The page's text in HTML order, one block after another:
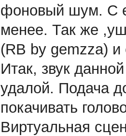
фоновый шум. С
менее. Так же
(RB by gemzza) и
Итак, звук
удалой. Подача
покачивать
Виртуальная